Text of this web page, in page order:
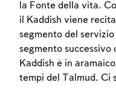
la Fonte della vita.
il Kaddish viene
segmento del
segmento
Kaddish è in
tempi del Talmud. Ci